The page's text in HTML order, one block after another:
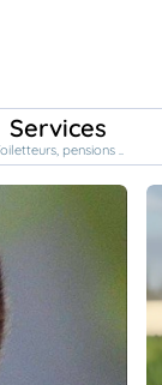
Services
pensions ..